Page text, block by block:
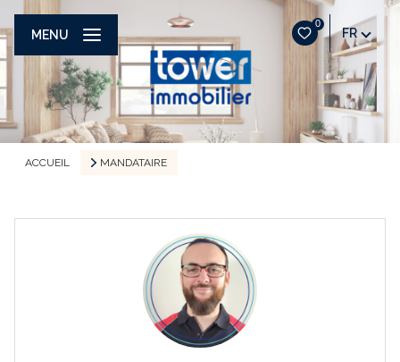
0
FR
MENU
ACCUEIL MANDATAIRE